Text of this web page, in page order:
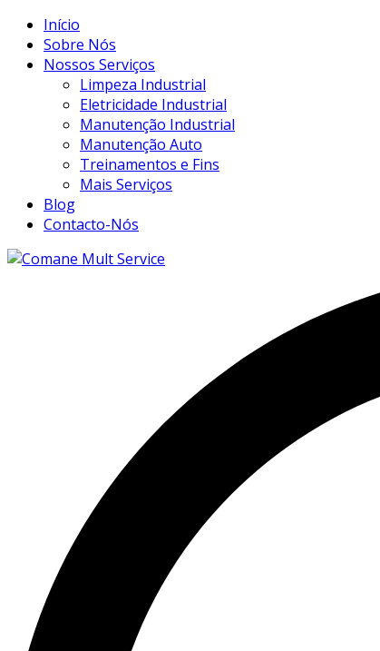
Início
Sobre Nós
Nossos Serviços
Limpeza Industrial
Eletricidade Industrial
Manutenção Industrial
Manutenção Auto
Treinamentos e Fins
Mais Serviços
Blog
Contacto-Nós